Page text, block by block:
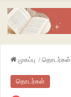
முகப்பு / தொடர்கள்
தொடர்கள்